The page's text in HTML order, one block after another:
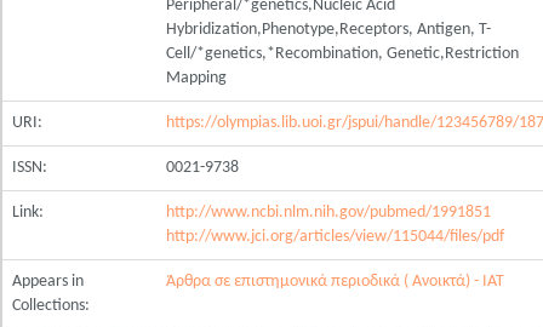
Peripheral/*genetics,Nucleic Acid
Hybridization,Phenotype,Receptors, Antigen, T-
Cell/*genetics,*Recombination, Genetic,Restriction
Mapping
URI: https://olympias.lib.uoi.gr/jspui/handle/123456789/
ISSN: 0021-9738
Link:
http://www.ncbi.nlm.nih.gov/pubmed/1991851
http://www.jci.org/articles/view/115044/files/pdf
Appears in
Collections:
Άρθρα σε επιστημονικά περιοδικά ( Ανοικτά) - ΙΑΤ